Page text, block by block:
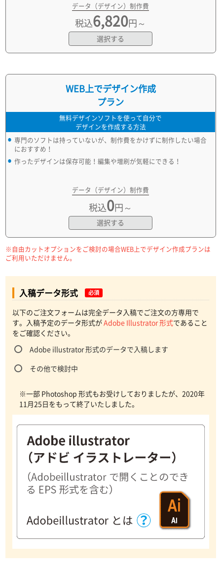
データ（デザイン）制作費
税込6,820円～
選択する
WEB上でデザイン作成
プラン
無料デザインソフトを使って自分で
デザインを作成する方法
専門のソフトは持っていないが、制作費をかけずに制作したい場合
におすすめ！
作ったデザインは保存可能！編集や増刷が気軽にできる！
データ（デザイン）制作費
税込0円～
選択する
※自由カットオプションをご検討の場合WEB上でデザイン作成プランは
ご利用いただけません。
入稿データ形式 必須
以下のご注文フォームは完全データ入稿でご注文の方専用で
す。入稿予定のデータ形式がAdobe Illustrator 形式であること
をご確認ください。
Adobe illustrator 形式のデータで入稿します
その他で検討中
※一部 Photoshop 形式もお受けしておりましたが、2020年
11月25日をもって終了いたしました。